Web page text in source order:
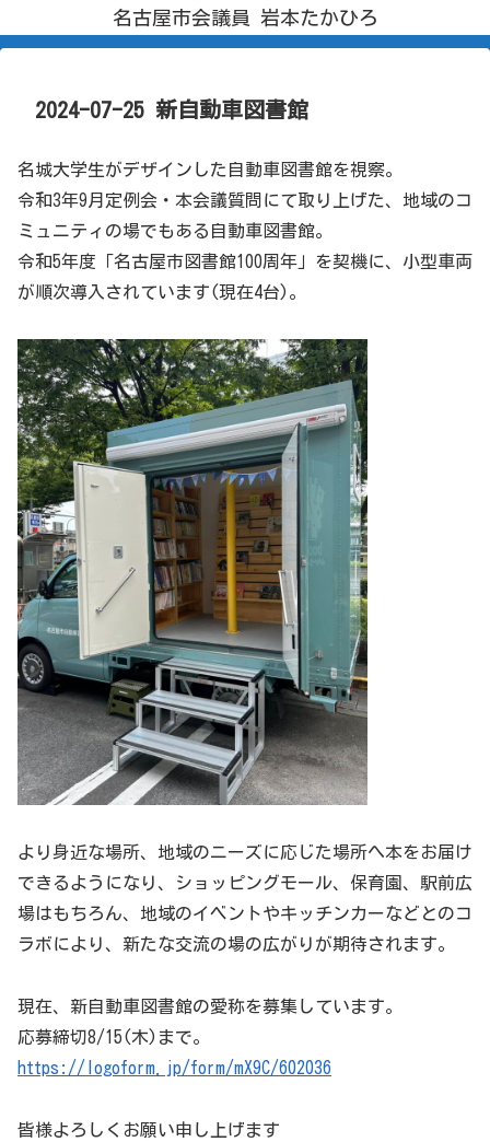
名古屋市会議員 岩本たかひろ
2024-07-25 新自動車図書館
名城大学生がデザインした自動車図書館を視察。
令和3年9月定例会・本会議質問にて取り上げた、地域のコ
ミュニティの場でもある自動車図書館。
令和5年度「名古屋市図書館100周年」を契機に、小型車両
が順次導入されています(現在4台)。
より身近な場所、地域のニーズに応じた場所へ本をお届け
できるようになり、ショッピングモール、保育園、駅前広
場はもちろん、地域のイベントやキッチンカーなどとのコ
ラボにより、新たな交流の場の広がりが期待されます。
現在、新自動車図書館の愛称を募集しています。
応募締切8/15(木)まで。
https://logoform.jp/form/mX9C/602036
皆様よろしくお願い申し上げます